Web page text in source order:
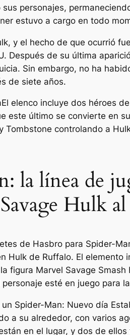
personajes,
estuvo a cargo en todo
y el hecho de que ocurrió
Después de su última
Sin embargo, no ha
de siete años.
El elenco incluye dos héroes
este último se convierte en
Tombstone controlando a
la línea de
Hulk
de Hasbro para Spider-
Hulk de Ruffalo. El elemento
figura Marvel Savage
esté en juego para
Spider-Man: Nuevo día
a su alrededor, con varios
en el lugar, y dos de ellos